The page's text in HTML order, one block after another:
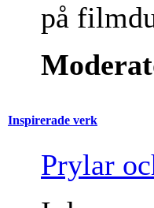
på
Inspirerade verk
Prylar